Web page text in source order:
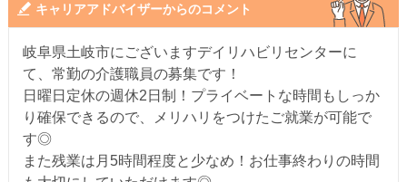
キャリアアドバイザーからのコメント
岐阜県土岐市にございますデイリハビリセンターに
て、常勤の介護職員の募集です！
日曜日定休の週休2日制！プライベートな時間もしっか
り確保できるので、メリハリをつけたご就業が可能で
す◎
また残業は月5時間程度と少なめ！お仕事終わりの時間